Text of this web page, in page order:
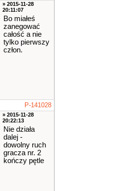
» 2015-11-28
20:11:07
Bo miałeś
zanegować
całość a nie
tylko pierwszy
człon.
P-141028
» 2015-11-28
20:22:13
Nie działa
dalej -
dowolny ruch
gracza nr. 2
kończy pętle